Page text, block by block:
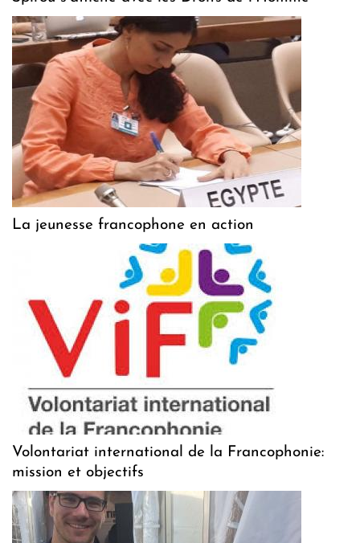
La jeunesse francophone en action
Volontariat international de la Francophonie:
mission et objectifs